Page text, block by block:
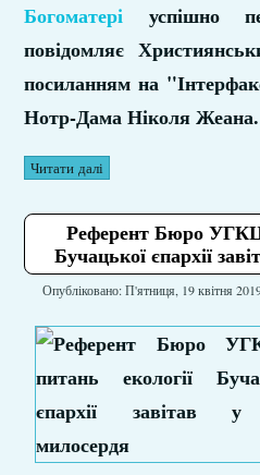
Богоматері успішно
повідомляє
посиланням на
Нотр-Дама Ніколя Жеана.
Читати далі
Референт Бюро УГКЦ
Бучацької єпархії
Опубліковано: П'ятниця, 19 квітня